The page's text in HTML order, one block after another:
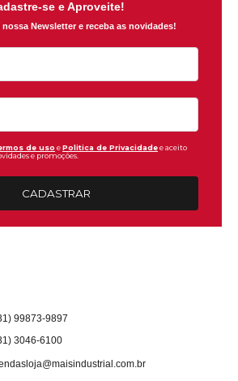
se e Aproveite!
nossa Newsletter e receba as novidades!
de uso ePolitica de Privacidadee aceito
e promoções.
CADASTRAR
99873-9897
3046-6100